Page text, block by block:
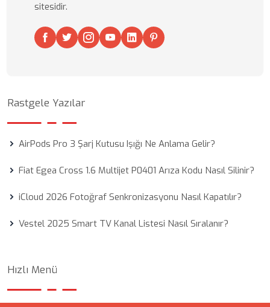
sitesidir.
Rastgele Yazılar
AirPods Pro 3 Şarj Kutusu Işığı Ne Anlama Gelir?
Fiat Egea Cross 1.6 Multijet P0401 Arıza Kodu Nasıl Silinir?
iCloud 2026 Fotoğraf Senkronizasyonu Nasıl Kapatılır?
Vestel 2025 Smart TV Kanal Listesi Nasıl Sıralanır?
Hızlı Menü